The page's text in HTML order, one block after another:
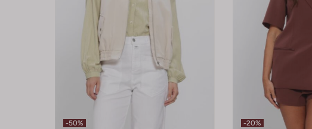
-50% -20%